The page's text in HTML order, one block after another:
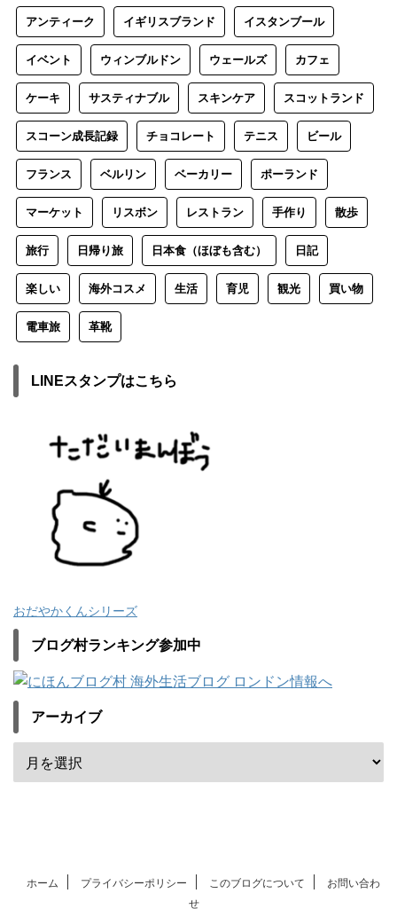
アンティーク イギリスブランド イスタンブール
イベント ウィンブルドン ウェールズ カフェ
ケーキ サスティナブル スキンケア スコットランド
スコーン成長記録 チョコレート テニス ビール
フランス ベルリン ベーカリー ポーランド
マーケット リスボン レストラン 手作り 散歩
旅行 日帰り旅 日本食（ほぼも含む） 日記
楽しい 海外コスメ 生活 育児 観光 買い物
電車旅 革靴
LINEスタンプはこちら
おだやかくんシリーズ
ブログ村ランキング参加中
アーカイブ
ホーム プライバシーポリシー このブログについて
お問い合わ
せ